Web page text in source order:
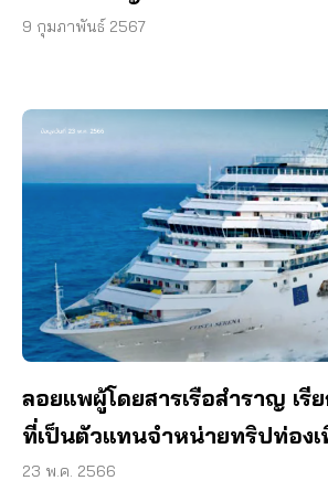
9 กุมภาพันธ์ 2567
ลอยแพผู้โดยสารเรือสำราญ เรี
ที่เป็นตัวแทนจำหน่ายทริปท่อง
เยียวยา เร่งกรมการท่องเที่ยวสะส
23 พ.ค. 2566